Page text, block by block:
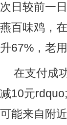
次日较前一
燕百味鸡，
升67%，老
在支付成
减10元
可能来自附